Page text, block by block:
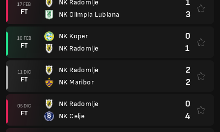
17 FEB
FT
NK Radomlje
NK Olimpia Lubiana
1
3
10 FEB
FT
NK Koper
NK Radomlje
0
1
11 DIC
FT
NK Radomlje
NK Maribor
2
2
05 DIC
FT
NK Radomlje
NK Celje
0
4